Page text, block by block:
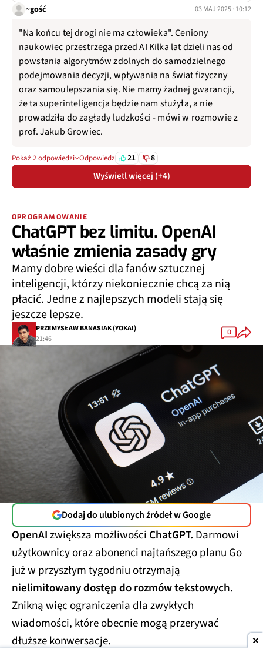
~gość 03 MAJ 2025 · 10:12
"Na końcu tej drogi nie ma człowieka". Ceniony
naukowiec przestrzega przed AI Kilka lat dzieli nas od
powstania algorytmów zdolnych do samodzielnego
podejmowania decyzji, wpływania na świat fizyczny
oraz samoulepszania się. Nie mamy żadnej gwarancji,
że ta superinteligencja będzie nam służyła, a nie
prowadziła do zagłady ludzkości - mówi w rozmowie z
prof. Jakub Growiec.
Pokaż 2 odpowiedzi Odpowiedz 21 8
Wyświetl więcej (+4)
OPROGRAMOWANIE
ChatGPT bez limitu. OpenAI
właśnie zmienia zasady gry
Mamy dobre wieści dla fanów sztucznej
inteligencji, którzy niekoniecznie chcą za nią
płacić. Jedne z najlepszych modeli stają się
jeszcze lepsze.
PRZEMYSŁAW BANASIAK (YOKAI)
21:46
0
Dodaj do ulubionych źródeł w Google
OpenAIzwiększa możliwości ChatGPT. Darmowi
użytkownicy oraz abonenci najtańszego planu Go
już w przyszłym tygodniu otrzymają
nielimitowany dostęp do rozmów tekstowych.
Znikną więc ograniczenia dla zwykłych
wiadomości, które obecnie mogą przerywać
dłuższe konwersacje.